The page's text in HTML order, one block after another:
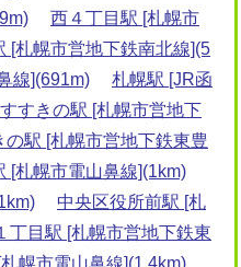
西４丁目駅 [札幌市
[札幌市営地下鉄南北線](5
線](691m)
札幌駅 [JR函
すすきの駅 [札幌市営地下
の駅 [札幌市営地下鉄東豊
[札幌市電山鼻線](1km)
中央区役所前駅 [札
丁目駅 [札幌市営地下鉄東
幌市電山鼻線](1.4km)